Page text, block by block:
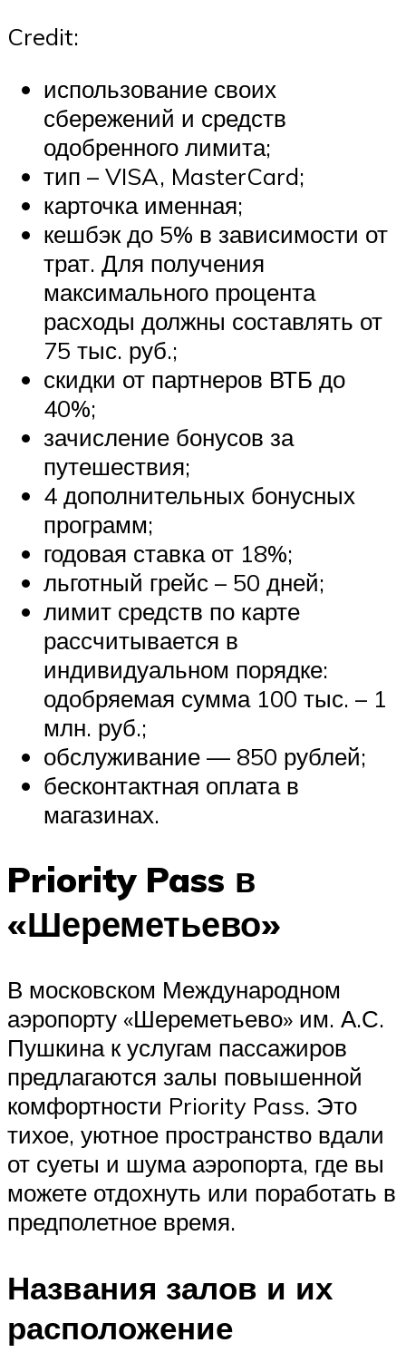
Credit:
использование своих
сбережений и средств
одобренного лимита;
тип – VISA, MasterCard;
карточка именная;
кешбэк до 5% в зависимости от
трат. Для получения
максимального процента
расходы должны составлять от
75 тыс. руб.;
скидки от партнеров ВТБ до
40%;
зачисление бонусов за
путешествия;
4 дополнительных бонусных
программ;
годовая ставка от 18%;
льготный грейс – 50 дней;
лимит средств по карте
рассчитывается в
индивидуальном порядке:
одобряемая сумма 100 тыс. – 1
млн. руб.;
обслуживание — 850 рублей;
бесконтактная оплата в
магазинах.
Priority Pass в
«Шереметьево»
В московском Международном
аэропорту «Шереметьево» им. А.С.
Пушкина к услугам пассажиров
предлагаются залы повышенной
комфортности Priority Pass. Это
тихое, уютное пространство вдали
от суеты и шума аэропорта, где вы
можете отдохнуть или поработать в
предполетное время.
Названия залов и их
расположение